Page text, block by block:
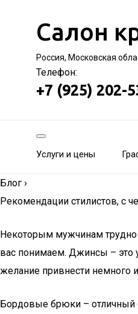
Салон
Россия, Московская
Телефон:
+7 (925) 202-
Услуги и цены
Блог ›
Рекомендации стилистов, с
Некоторым мужчинам трудно
вас понимаем. Джинсы – это
желание привнести немного
Бордовые брюки – отличный